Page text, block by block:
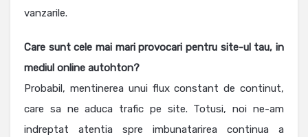
vanzarile.
Care sunt cele mai mari provocari pentru site-ul tau, in
mediul online autohton?
Probabil, mentinerea unui flux constant de continut,
care sa ne aduca trafic pe site. Totusi, noi ne-am
indreptat atentia spre imbunatarirea continua a